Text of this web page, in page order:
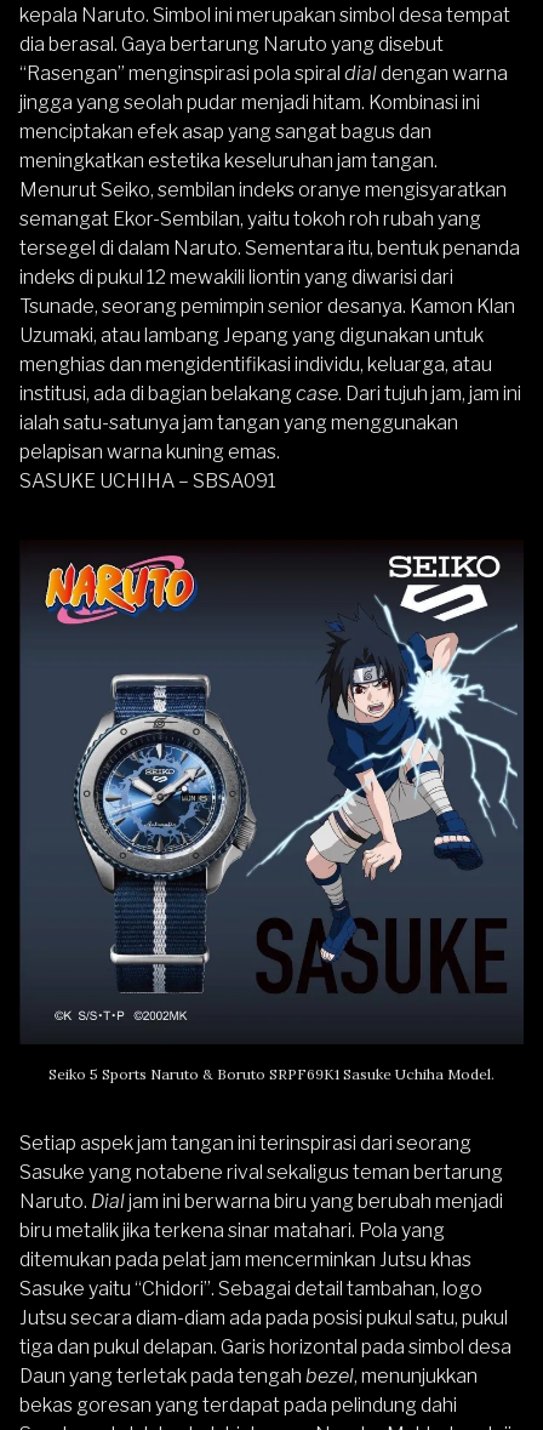
kepala Naruto. Simbol ini merupakan simbol desa tempat
dia berasal. Gaya bertarung Naruto yang disebut
“Rasengan” menginspirasi pola spiral dialdengan warna
jingga yang seolah pudar menjadi hitam. Kombinasi ini
menciptakan efek asap yang sangat bagus dan
meningkatkan estetika keseluruhan jam tangan.
Menurut Seiko, sembilan indeks oranye mengisyaratkan
semangat Ekor-Sembilan, yaitu tokoh roh rubah yang
tersegel di dalam Naruto. Sementara itu, bentuk penanda
indeks di pukul 12 mewakili liontin yang diwarisi dari
Tsunade, seorang pemimpin senior desanya. Kamon Klan
Uzumaki, atau lambang Jepang yang digunakan untuk
menghias dan mengidentifikasi individu, keluarga, atau
institusi, ada di bagian belakang case. Dari tujuh jam, jam ini
ialah satu-satunya jam tangan yang menggunakan
pelapisan warna kuning emas.
SASUKE UCHIHA – SBSA091
Seiko 5 Sports Naruto & Boruto SRPF69K1 Sasuke Uchiha Model.
Setiap aspek jam tangan ini terinspirasi dari seorang
Sasuke yang notabene rival sekaligus teman bertarung
Naruto. Dialjam ini berwarna biru yang berubah menjadi
biru metalik jika terkena sinar matahari. Pola yang
ditemukan pada pelat jam mencerminkan Jutsu khas
Sasuke yaitu “Chidori”. Sebagai detail tambahan, logo
Jutsu secara diam-diam ada pada posisi pukul satu, pukul
tiga dan pukul delapan. Garis horizontal pada simbol desa
Daun yang terletak pada tengah bezel, menunjukkan
bekas goresan yang terdapat pada pelindung dahi